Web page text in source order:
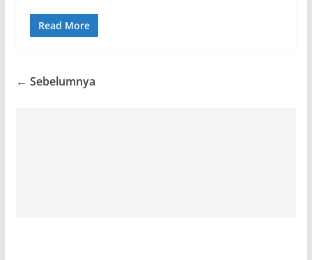
Read More
← Sebelumnya